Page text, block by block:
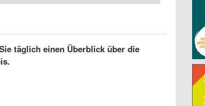
täglich einen Überblick über die